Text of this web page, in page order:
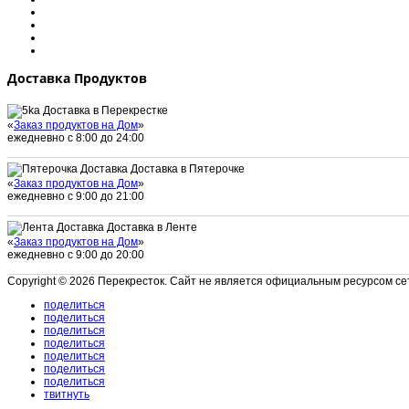
Доставка Продуктов
Доставка в Перекрестке
«Заказ продуктов на Дом»
ежедневно с 8:00 до 24:00
Доставка в Пятерочке
«Заказ продуктов на Дом»
ежедневно с 9:00 до 21:00
Доставка в Ленте
«Заказ продуктов на Дом»
ежедневно с 9:00 до 20:00
Copyright © 2026 Перекресток. Сайт не является официальным ресурсом
поделиться
поделиться
поделиться
поделиться
поделиться
поделиться
поделиться
твитнуть